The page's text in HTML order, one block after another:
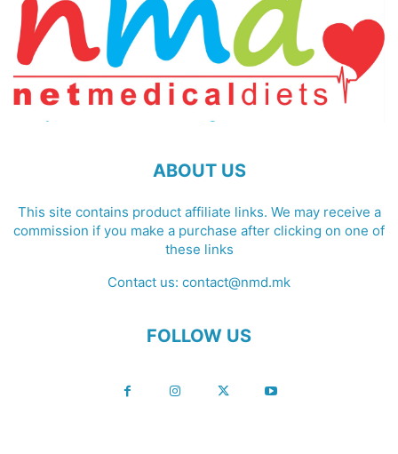
ABOUT US
This site contains product affiliate links. We may receive a
commission if you make a purchase after clicking on one of
these links
Contact us: contact@nmd.mk
FOLLOW US